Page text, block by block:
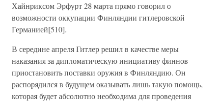
Хайнриксом Эрфурт 28 марта прямо говорил о
возможности оккупации Финляндии гитлеровской
Германией[510].
В середине апреля Гитлер решил в качестве меры
наказания за дипломатическую инициативу финнов
приостановить поставки оружия в Финляндию. Он
распорядился в будущем оказывать лишь такую помощь,
которая будет абсолютно необходима для проведения